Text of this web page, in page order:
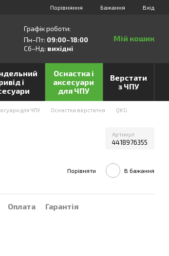
Порівняння Бажання Вхід
Графік роботи:
Пн–Пт: 09:00–18:00
Сб–Нд: вихідні
Мій кошик
і
Оснастка і
аксесуари
для ЧПУ
Верстати
з ЧПУ
для ЧПУ Оснастка верстатна
QKG
Артикул
4418976355
Порівняти В бажання
Оплата Гарантія